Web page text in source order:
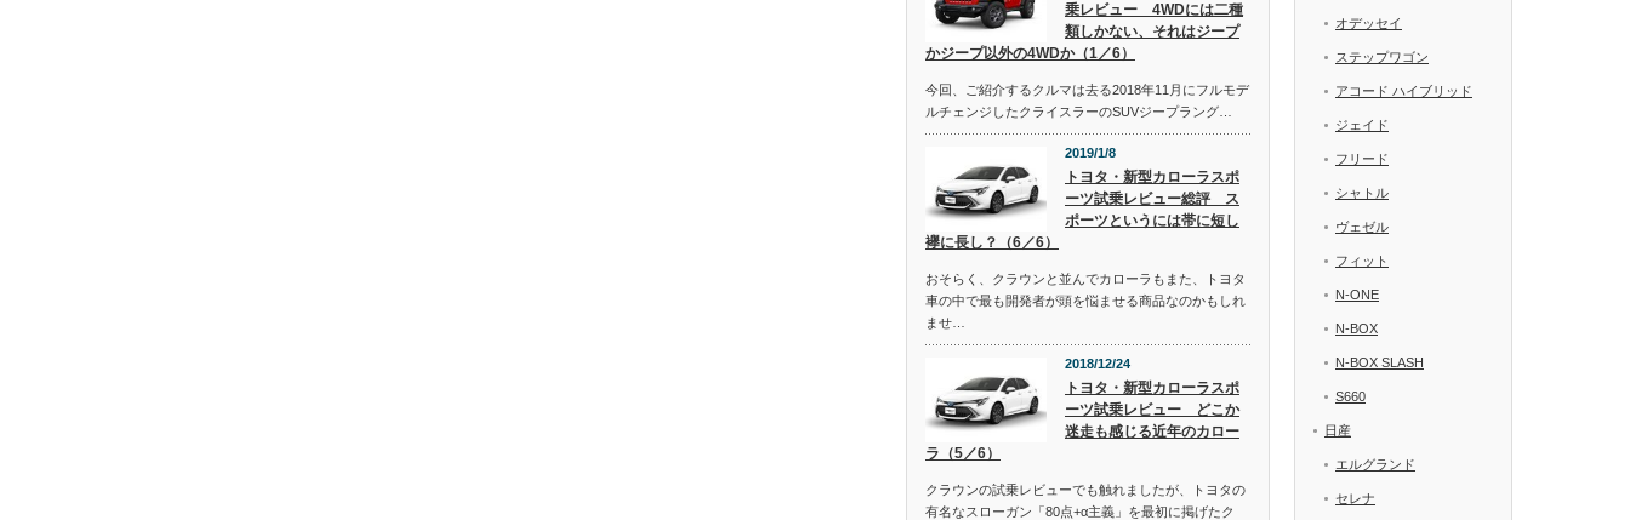
乗レビュー 4WDには二種
類しかない、それはジープ
かジープ以外の4WDか（1／6）
今回、ご紹介するクルマは去る2018年11月にフルモデ
ルチェンジしたクライスラーのSUVジープラング…
2019/1/8
トヨタ・新型カローラスポ
ーツ試乗レビュー総評 ス
ポーツというには帯に短し
襷に長し？（6／6）
おそらく、クラウンと並んでカローラもまた、トヨタ
車の中で最も開発者が頭を悩ませる商品なのかもしれ
ませ…
2018/12/24
トヨタ・新型カローラスポ
ーツ試乗レビュー どこか
迷走も感じる近年のカロー
ラ（5／6）
クラウンの試乗レビューでも触れましたが、トヨタの
有名なスローガン「80点+α主義」を最初に掲げたク
オデッセイ
ステップワゴン
アコード ハイブリッド
ジェイド
フリード
シャトル
ヴェゼル
フィット
N-ONE
N-BOX
N-BOX SLASH
S660
日産
エルグランド
セレナ